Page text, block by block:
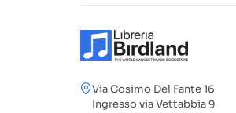
Via Cosimo Del Fante 16
Ingresso via Vettabbia 9